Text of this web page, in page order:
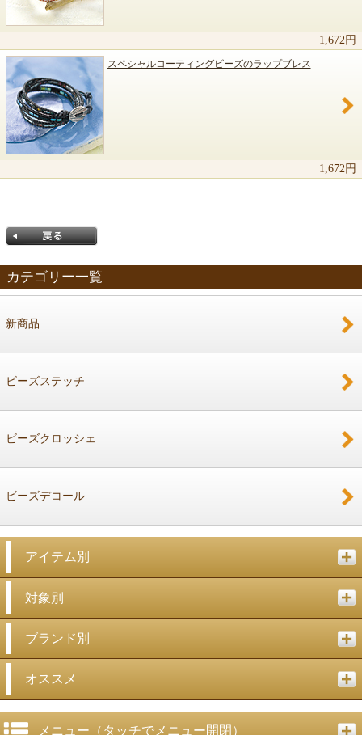
1,672円
スペシャルコーティングビーズのラップブレス
1,672円
カテゴリー一覧
新商品
ビーズステッチ
ビーズクロッシェ
ビーズデコール
アイテム別
対象別
ブランド別
オススメ
メニュー（タッチでメニュー開閉）